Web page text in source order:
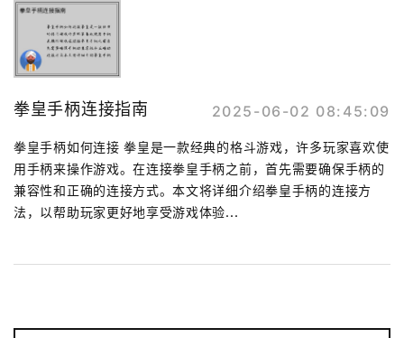
拳皇手柄连接指南 2025-06-02 08:45:09
拳皇手柄如何连接 拳皇是一款经典的格斗游戏，许多玩家喜欢使
用手柄来操作游戏。在连接拳皇手柄之前，首先需要确保手柄的
兼容性和正确的连接方式。本文将详细介绍拳皇手柄的连接方
法，以帮助玩家更好地享受游戏体验...